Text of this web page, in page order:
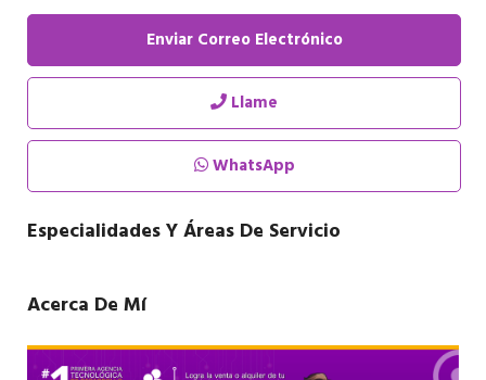
Enviar Correo Electrónico
Llame
WhatsApp
Especialidades Y Áreas De Servicio
Acerca De Mí